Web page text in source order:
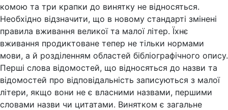
комою та три крапки до винятку не відносяться.
Необхідно відзначити, що в новому стандарті змінені
правила вживання великої та малої літер. Їхнє
вживання продиктоване тепер не тільки нормами
мови, а й розділенням областей бібліографічного опису.
Перші слова відомостей, що відносяться до назви та
відомостей про відповідальність записуються з малої
літери, якщо вони не є власними назвами, першими
словами назви чи цитатами. Винятком є загальне